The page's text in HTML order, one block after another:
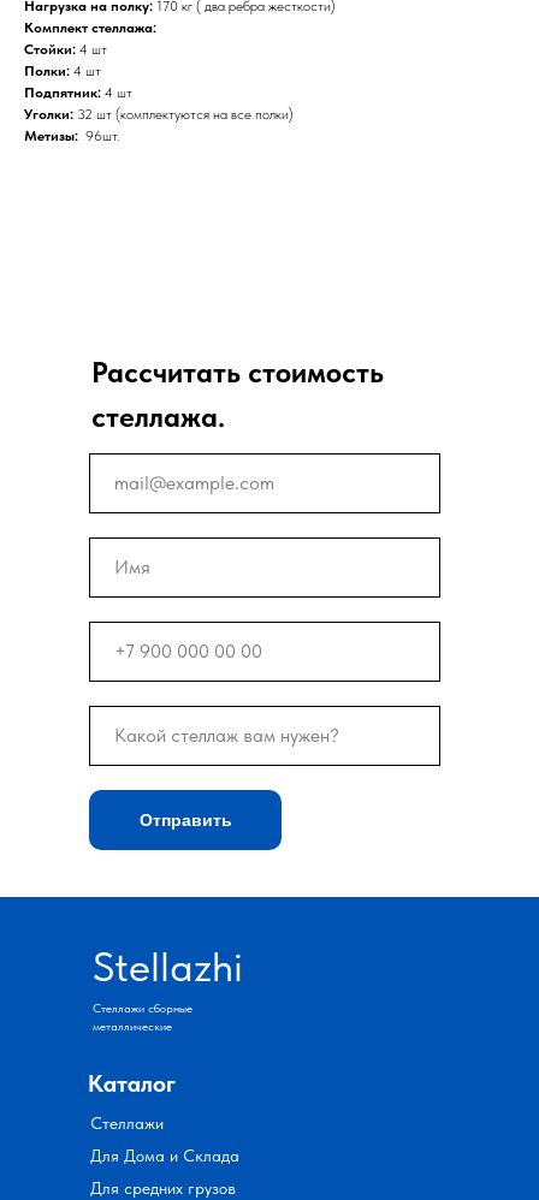
Нагрузка на полку: 170 кг ( два ребра жесткости)
Комплект стеллажа:
Стойки: 4 шт
Полки: 4 шт
Подпятник: 4 шт
Уголки: 32 шт (комплектуются на все полки)
Метизы: 96шт.
Рассчитать стоимость
стеллажа.
Отправить
Стеллажи сборные
металлические
Stellazhi
Каталог
Стеллажи
Для Дома и Склада
Для средних грузов